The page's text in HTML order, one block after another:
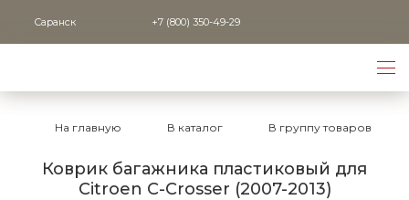
Саранск +7 (800) 350-49-29
На главную В каталог В группу товаров
Коврик багажника пластиковый для
Citroen C-Crosser (2007-2013)